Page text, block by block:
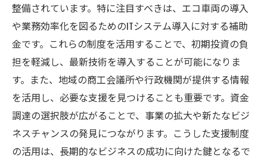
整備されています。特に注目すべきは、エコ車両の導入
や業務効率化を図るためのITシステム導入に対する補助
金です。これらの制度を活用することで、初期投資の負
担を軽減し、最新技術を導入することが可能になりま
す。また、地域の商工会議所や行政機関が提供する情報
を活用し、必要な支援を見つけることも重要です。資金
調達の選択肢が広がることで、事業の拡大や新たなビジ
ネスチャンスの発見につながります。こうした支援制度
の活用は、長期的なビジネスの成功に向けた鍵となるで